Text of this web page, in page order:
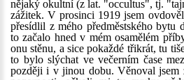
nějaký okultní (z lat. "occultus", tj.
zážitek. V prosinci 1919 jsem
přesídlil z mého předměstského bytu
to začalo hned v mém osamělém
onu stěnu, a sice pokaždé třikrát, tu
to bylo slýchat ve večerním čase
později i v jinou dobu. Věnoval jsem